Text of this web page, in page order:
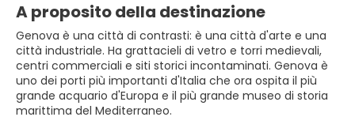
A proposito della destinazione
Genova è una città di contrasti: è una città d'arte e una
città industriale. Ha grattacieli di vetro e torri medievali,
centri commerciali e siti storici incontaminati. Genova è
uno dei porti più importanti d'Italia che ora ospita il più
grande acquario d'Europa e il più grande museo di storia
marittima del Mediterraneo.